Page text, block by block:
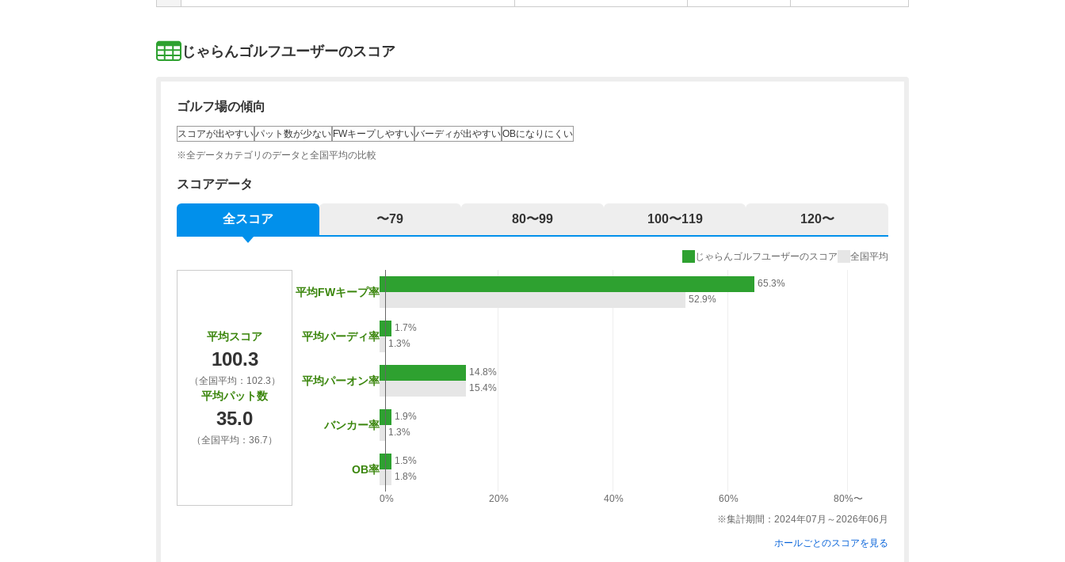
じゃらんゴルフユーザーのスコア
ゴルフ場の傾向
スコアが出やすいパット数が少ない FWキープしやすいバーディが出やすいOBになりにくい
※全データカテゴリのデータと全国平均の比較
スコアデータ
全スコア 〜79 80〜99 100〜119 120〜
じゃらんゴルフユーザーのスコア 全国平均
平均スコア
100.3
（全国平均：102.3）
平均パット数
35.0
（全国平均：36.7）
平均FWキープ率
65.3%
52.9%
平均バーディ率
1.7%
1.3%
平均パーオン率
14.8%
15.4%
バンカー率
1.9%
1.3%
OB率
1.5%
1.8%
0%
20% 40% 60%
80%〜
※集計期間：2024年07月～2026年06月
ホールごとのスコアを見る